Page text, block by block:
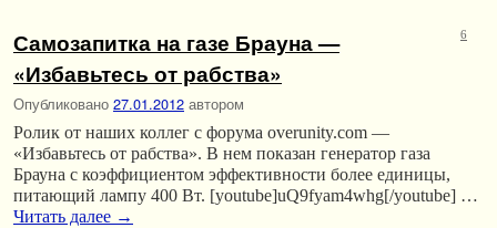
Самозапитка на газе Брауна —
«Избавьтесь от рабства»
Опубликовано 27.01.2012 автором
6
Ролик от наших коллег с форума overunity.com —
«Избавьтесь от рабства». В нем показан генератор газа
Брауна с коэффициентом эффективности более единицы,
питающий лампу 400 Вт. [youtube]uQ9fyam4whg[/youtube] …
Читать далее →